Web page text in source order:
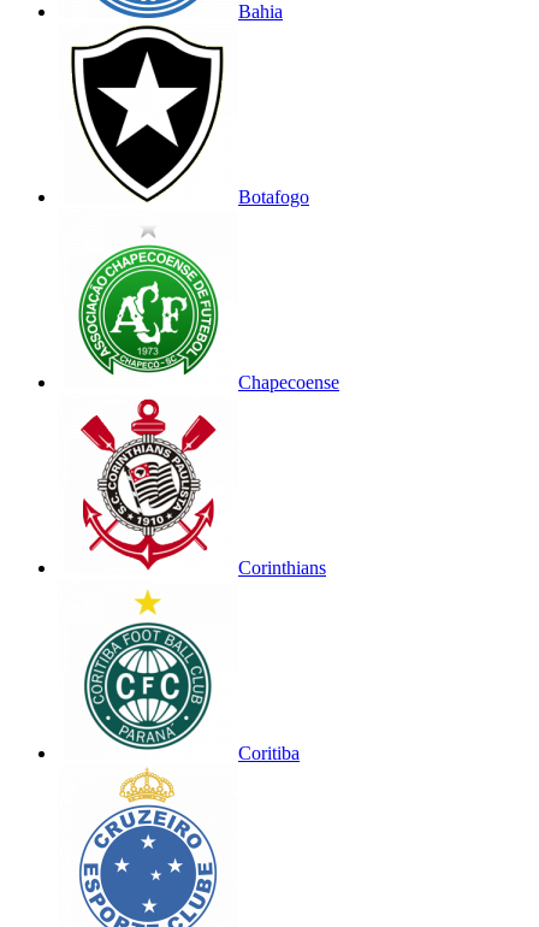
Bahia
Botafogo
Chapecoense
Corinthians
Coritiba